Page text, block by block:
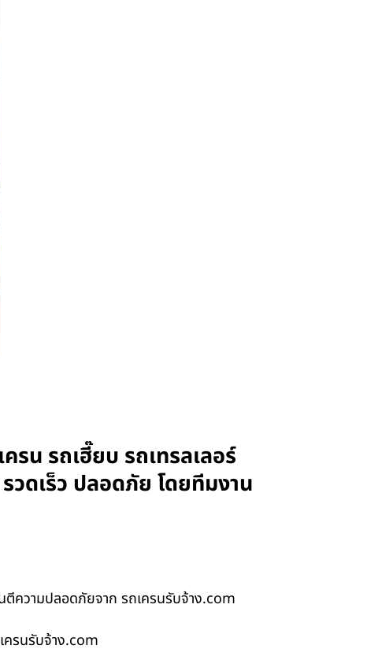
รน รถเฮี๊ยบ รถเทรลเลอร์
วดเร็ว ปลอดภัย โดยทีมงาน
ตีความปลอดภัยจาก รถเครนรับจ้าง.com
ครนรับจ้าง.com